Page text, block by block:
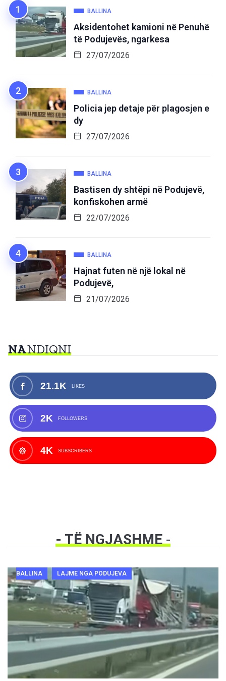
BALLINA
Aksidentohet kamioni në Penuhë
të Podujevës, ngarkesa
27/07/2026
BALLINA
Policia jep detaje për plagosjen e
dy
27/07/2026
BALLINA
Bastisen dy shtëpi në Podujevë,
konfiskohen armë
22/07/2026
BALLINA
Hajnat futen në një lokal në
Podujevë,
21/07/2026
NANDIQNI
21.1K LIKES
2K FOLLOWERS
4K SUBSCRIBERS
- TË NGJASHME-
BALLINA LAJME NGA PODUJEVA